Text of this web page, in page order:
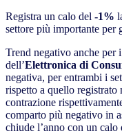
Registra un calo del -1%
settore più importante per
Trend negativo anche per
dell’Elettronica di
negativa, per entrambi i
rispetto a quello registrato
contrazione
comparto più negativo in
chiude l’anno con un